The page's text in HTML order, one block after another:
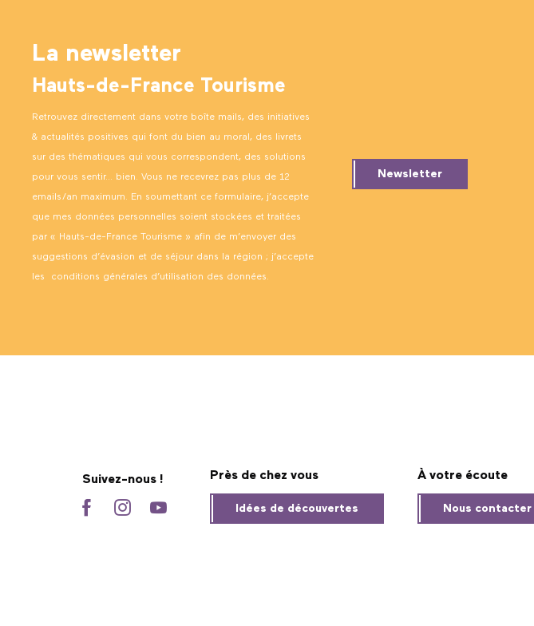
La newsletter
Hauts-de-France Tourisme
Retrouvez directement dans votre boîte mails, des initiatives
& actualités positives qui font du bien au moral, des livrets
sur des thématiques qui vous correspondent, des solutions
pour vous sentir… bien. Vous ne recevrez pas plus de 12
emails/an maximum. En soumettant ce formulaire, j’accepte
que mes données personnelles soient stockées et traitées
par « Hauts-de-France Tourisme » afin de m’envoyer des
suggestions d’évasion et de séjour dans la région ; j’accepte
les conditions générales d’utilisation des données.
Newsletter
Suivez-nous ! Près de chez vous
Idées de découvertes
À votre écoute
Nous contacter